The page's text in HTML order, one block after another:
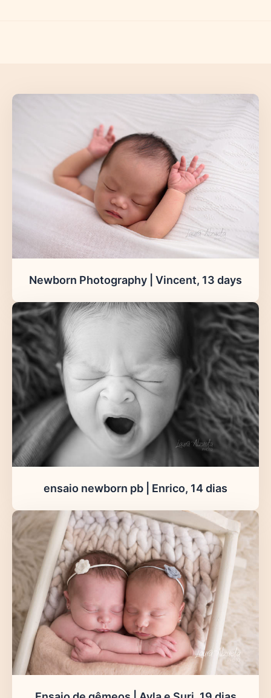
Newborn Photography | Vincent, 13 days
ensaio newborn pb | Enrico, 14 dias